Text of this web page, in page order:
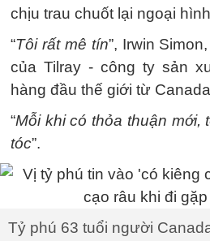
chịu trau chuốt lại ngoại
“Tôi rất mê tín”, Irwin
của Tilray - công ty sản
hàng đầu thế giới từ
“Mỗi khi có thỏa thuận mới,
tóc”.
Tỷ phú 63 tuổi người